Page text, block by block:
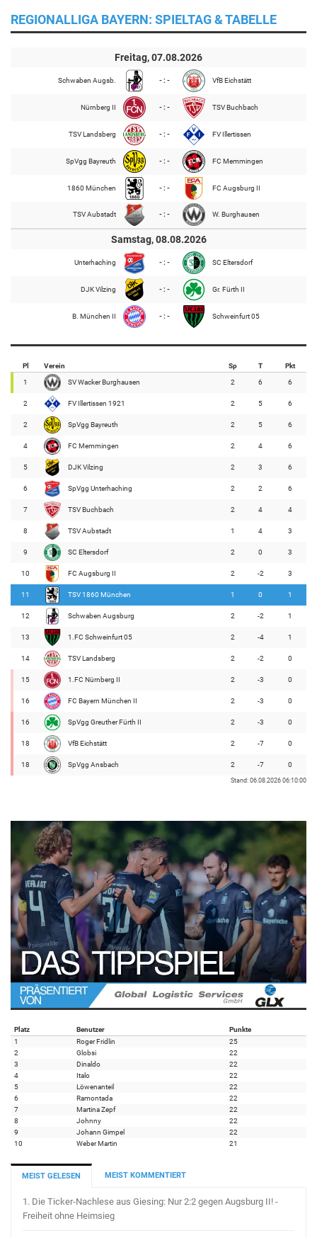
REGIONALLIGA BAYERN: SPIELTAG & TABELLE
Freitag, 07.08.2026
Schwaben Augsb. - : - VfB Eichstätt
Nürnberg II - : - TSV Buchbach
TSV Landsberg - : - FV Illertissen
SpVgg Bayreuth - : - FC Memmingen
1860 München - : - FC Augsburg II
TSV Aubstadt - : - W. Burghausen
Samstag, 08.08.2026
Unterhaching - : - SC Eltersdorf
DJK Vilzing - : - Gr. Fürth II
B. München II - : - Schweinfurt 05
Pl Verein Sp T Pkt
1 SV Wacker Burghausen 2 6 6
2 FV Illertissen 1921 2 5 6
2 SpVgg Bayreuth 2 5 6
4 FC Memmingen 2 4 6
5 DJK Vilzing 2 3 6
6 SpVgg Unterhaching 2 2 6
7 TSV Buchbach 2 4 4
8 TSV Aubstadt 1 4 3
9 SC Eltersdorf 2 0 3
10 FC Augsburg II 2 -2 3
11 TSV 1860 München 1 0 1
12 Schwaben Augsburg 2 -2 1
13 1.FC Schweinfurt 05 2 -4 1
14 TSV Landsberg 2 -2 0
15 1.FC Nürnberg II 2 -3 0
16 FC Bayern München II 2 -3 0
16 SpVgg Greuther Fürth II 2 -3 0
18 VfB Eichstätt 2 -7 0
18 SpVgg Ansbach 2 -7 0
Stand: 06.08.2026 06:10:00
Platz Benutzer
Punkte
1
Roger Fridlin
25
2
Globsi
22
3
Dinaldo
22
4
Italo
22
5
Löwenanteil
22
6
Ramontada
22
7
Martina Zepf
22
8
Johnny
22
9
Johann Gimpel
22
10
Weber Martin 21
MEIST GELESEN MEIST KOMMENTIERT
1. Die Ticker-Nachlese aus Giesing: Nur 2:2 gegen Augsburg II! -
Freiheit ohne Heimsieg